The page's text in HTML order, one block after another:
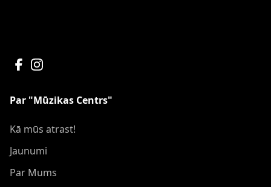
Par "Mūzikas Centrs"
Kā mūs atrast!
Jaunumi
Par Mums